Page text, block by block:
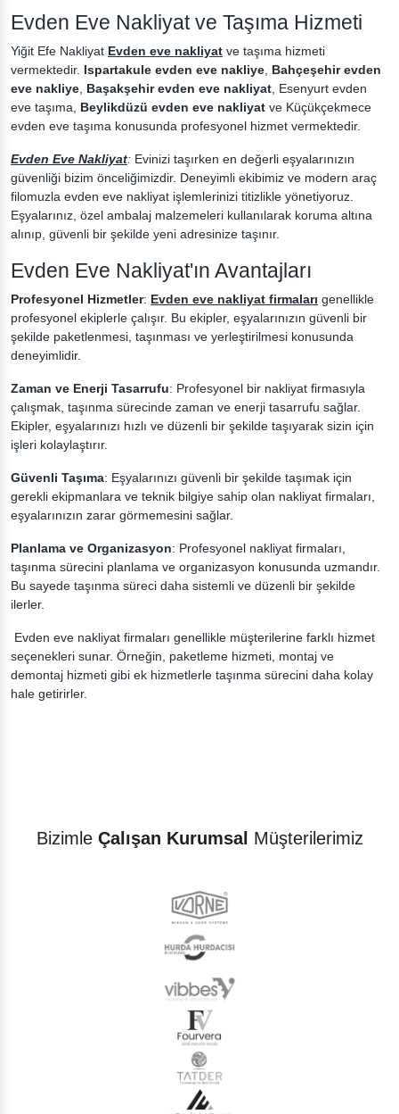
Evden Eve Nakliyat ve Taşıma Hizmeti
Yiğit Efe Nakliyat Evden eve nakliyat ve taşıma hizmeti
vermektedir. Ispartakule evden eve nakliye Bahçeşehir evden
eve nakliye Başakşehir evden eve nakliyat Esenyurt evden
eve taşıma
Beylikdüzü evden eve nakliyat ve Küçükçekmece
evden eve taşıma konusunda profesyonel hizmet vermektedir.
Evden Eve Nakliyat: Evinizi taşırken en değerli eşyalarınızın
güvenliği bizim önceliğimizdir. Deneyimli ekibimiz ve modern araç
filomuzla evden eve nakliyat işlemlerinizi titizlikle yönetiyoruz.
Eşyalarınız, özel ambalaj malzemeleri kullanılarak koruma altına
alınıp, güvenli bir şekilde yeni adresinize taşınır.
Evden Eve Nakliyat'ın Avantajları
Profesyonel Hizmetler: Evden eve nakliyat firmaları genellikle
profesyonel ekiplerle çalışır. Bu ekipler, eşyalarınızın güvenli bir
şekilde paketlenmesi, taşınması ve yerleştirilmesi konusunda
deneyimlidir.
Zaman ve Enerji Tasarrufu: Profesyonel bir nakliyat firmasıyla
çalışmak, taşınma sürecinde zaman ve enerji tasarrufu sağlar.
Ekipler, eşyalarınızı hızlı ve düzenli bir şekilde taşıyarak sizin için
işleri kolaylaştırır.
Güvenli Taşıma: Eşyalarınızı güvenli bir şekilde taşımak için
gerekli ekipmanlara ve teknik bilgiye sahip olan nakliyat firmaları,
eşyalarınızın zarar görmemesini sağlar.
Planlama ve Organizasyon: Profesyonel nakliyat firmaları,
taşınma sürecini planlama ve organizasyon konusunda uzmandır.
Bu sayede taşınma süreci daha sistemli ve düzenli bir şekilde
ilerler.
Evden eve nakliyat firmaları genellikle müşterilerine farklı hizmet
seçenekleri sunar. Örneğin, paketleme hizmeti, montaj ve
demontaj hizmeti gibi ek hizmetlerle taşınma sürecini daha kolay
hale getirirler.
Bizimle Çalışan Kurumsal Müşterilerimiz